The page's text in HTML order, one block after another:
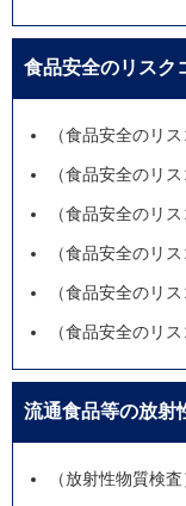
食品安全のリスク
（食品安全のリ
（食品安全のリ
（食品安全のリ
（食品安全のリ
（食品安全のリ
（食品安全のリ
流通食品等の放射
（放射性物質検